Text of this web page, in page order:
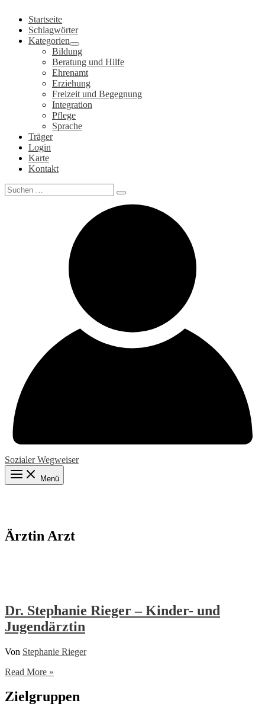
Inhalt
springen
Startseite
Schlagwörter
Kategorien
Bildung
Beratung und Hilfe
Ehrenamt
Erziehung
Freizeit und Begegnung
Integration
Pflege
Sprache
Träger
Login
Karte
Kontakt
Search
for:
Sozialer Wegweiser
Menü
Ärztin Arzt
Dr. Stephanie Rieger – Kinder- und
Jugendärztin
Von Stephanie Rieger
Dr.
Rieger
–
Read More »
Zielgruppen